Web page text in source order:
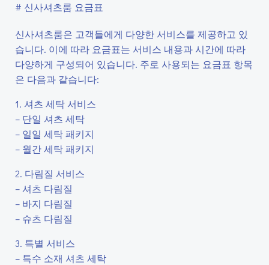
# 신사셔츠룸 요금표
신사셔츠룸은 고객들에게 다양한 서비스를 제공하고 있
습니다. 이에 따라 요금표는 서비스 내용과 시간에 따라
다양하게 구성되어 있습니다. 주로 사용되는 요금표 항목
은 다음과 같습니다:
1. 셔츠 세탁 서비스
– 단일 셔츠 세탁
– 일일 세탁 패키지
– 월간 세탁 패키지
2. 다림질 서비스
– 셔츠 다림질
– 바지 다림질
– 슈츠 다림질
3. 특별 서비스
– 특수 소재 셔츠 세탁